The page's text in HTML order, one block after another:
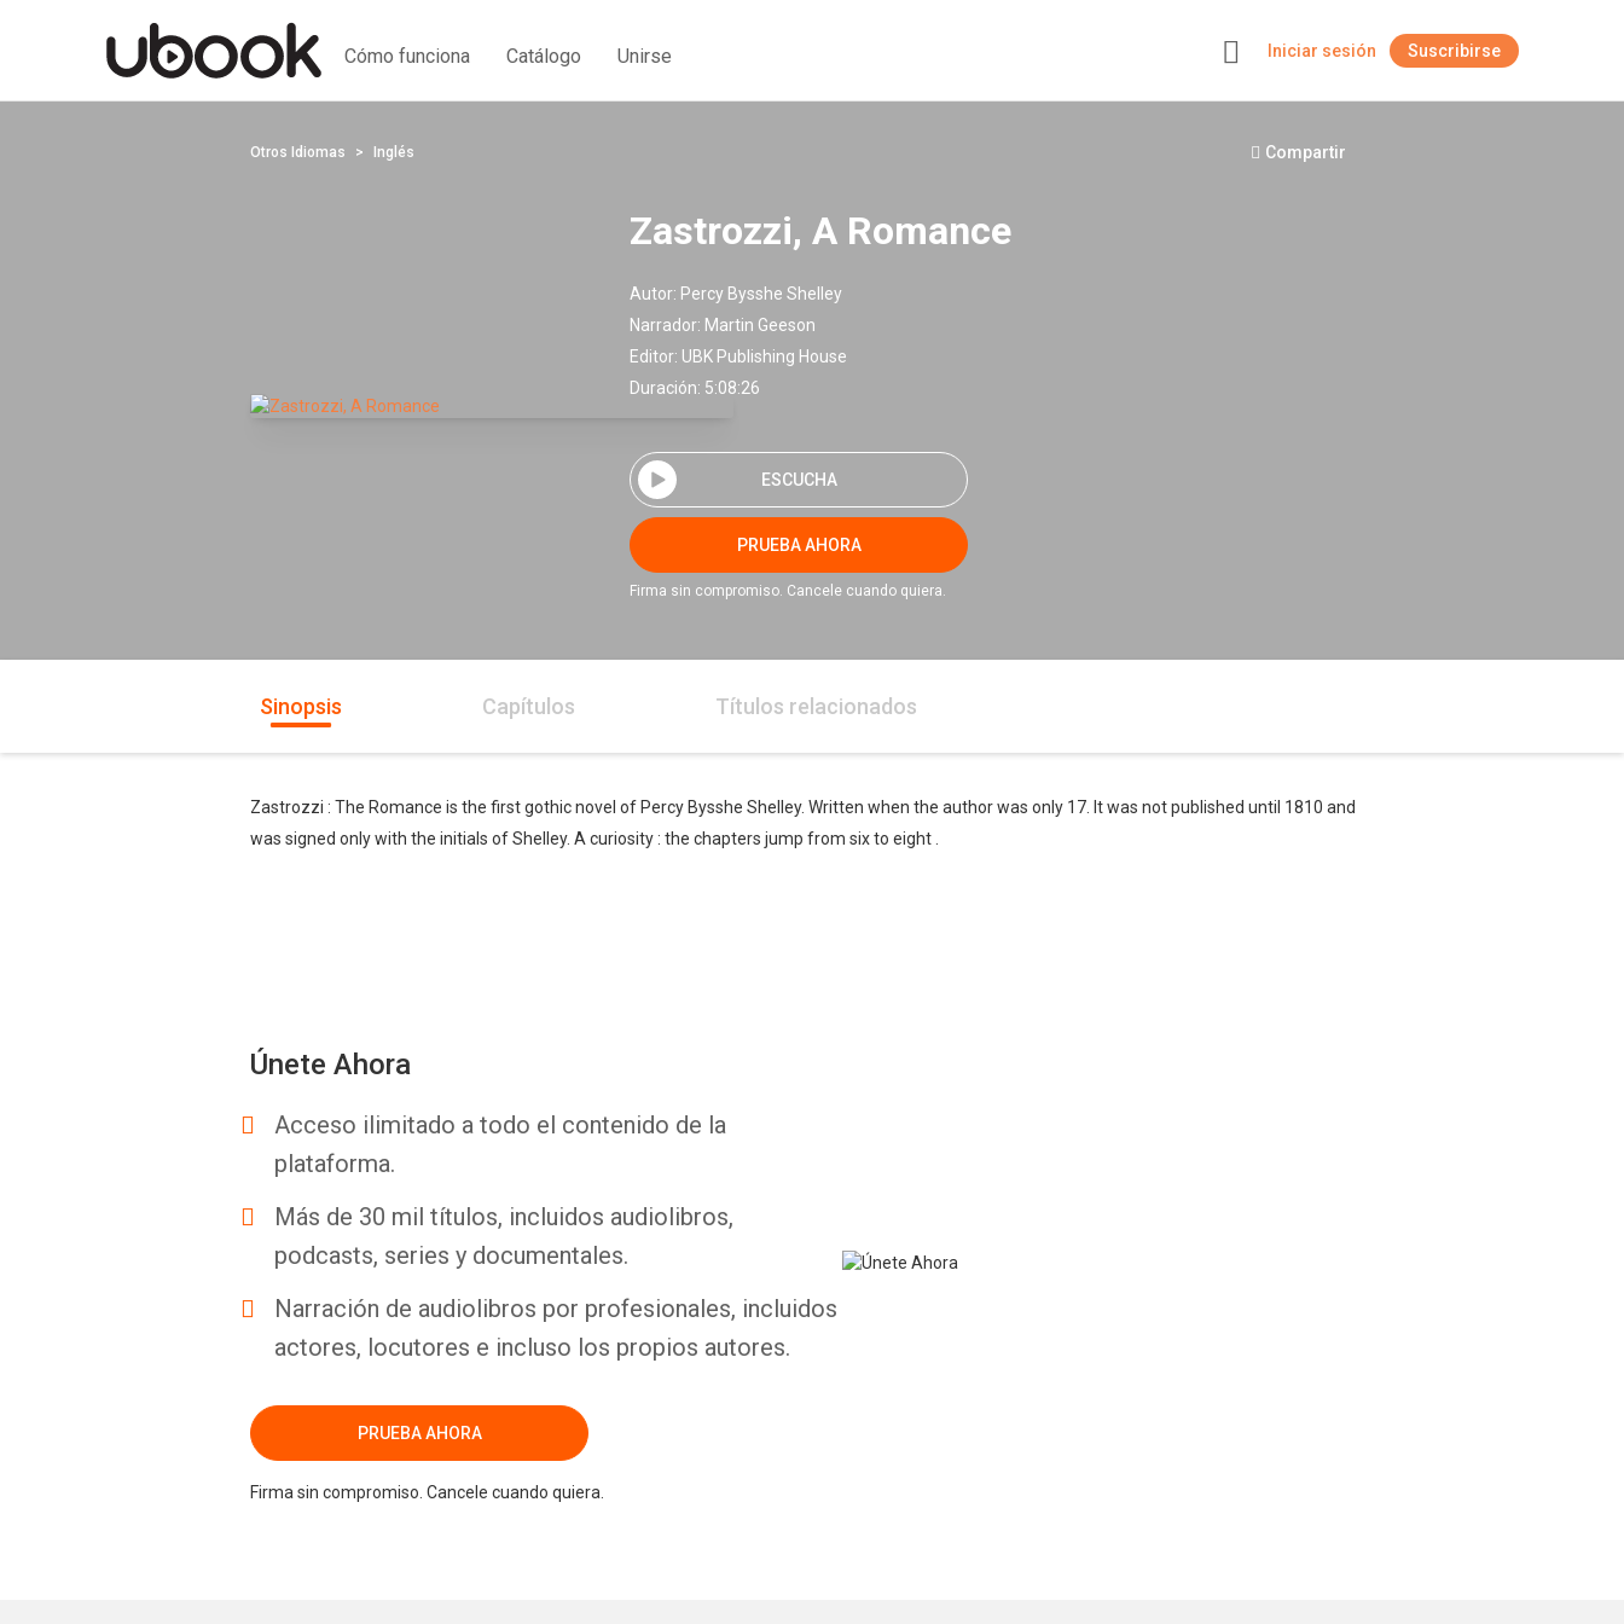
Cómo funciona Catálogo Unirse Iniciar sesión Suscribirse
Otros Idiomas Inglés Compartir
Zastrozzi, A Romance
Autor: Percy Bysshe Shelley
Narrador: Martin Geeson
Editor: UBK Publishing House
Duración: 5:08:26
ESCUCHA
PRUEBA AHORA
Firma sin compromiso. Cancele cuando quiera.
Sinopsis Capítulos Títulos relacionados
Zastrozzi : The Romance is the first gothic novel of Percy Bysshe Shelley. Written when the author was only 17. It was not published until 1810 and
was signed only with the initials of Shelley. A curiosity : the chapters jump from six to eight .
Únete Ahora
Acceso ilimitado a todo el contenido de la
plataforma.
Más de 30 mil títulos, incluidos audiolibros,
podcasts, series y documentales.
Narración de audiolibros por profesionales, incluidos
actores, locutores e incluso los propios autores.
PRUEBA AHORA
Firma sin compromiso. Cancele cuando quiera.